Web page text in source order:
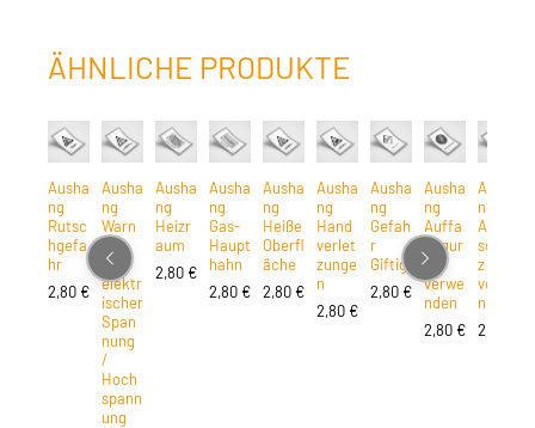
ÄHNLICHE PRODUKTE
Ausha
ng
Rutsc
hgefa
hr
2,80 €
Ausha
ng
Warn
ung
vor
elektr
ischer
Span
nung
/
Hoch
spann
ung
Ausha
ng
Heizr
aum
2,80 €
Ausha
ng
Gas-
Haupt
hahn
2,80 €
Ausha
ng
Heiße
Oberfl
äche
2,80 €
Ausha
ng
Hand
verlet
zunge
n
2,80 €
Ausha
ng
Gefah
r
Giftig
2,80 €
Ausha
ng
Auffa
nggur
t
verwe
nden
2,80 €
Ausha
ng
Atem
schut
z
verwe
nden
2,80